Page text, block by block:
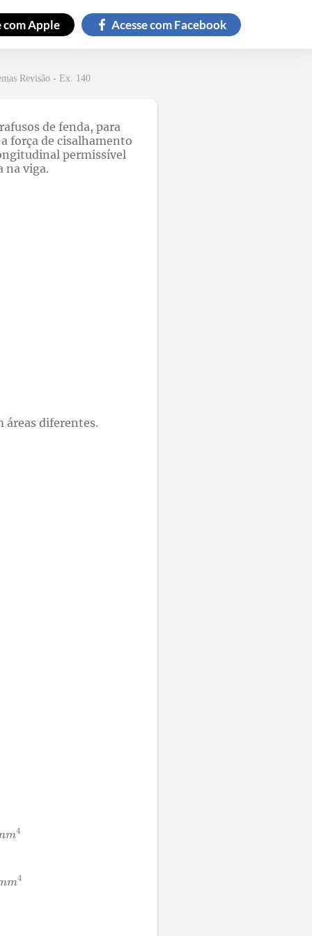
comApple Acesse comFacebook
Revisão - Ex. 140
de fenda, para
força de cisalhamento
permissível
na viga.
áreas diferentes.